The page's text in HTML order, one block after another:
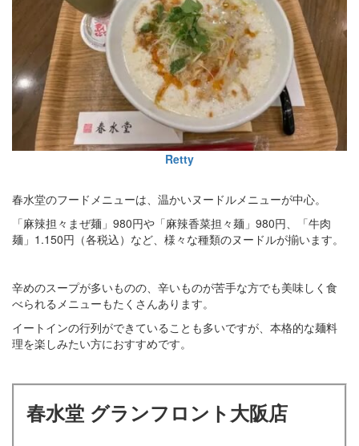
Retty
春水堂のフードメニューは、温かいヌードルメニューが中心。
「麻辣担々まぜ麺」980円や「麻辣香菜担々麺」980円、「牛肉
麺」1.150円（各税込）など、様々な種類のヌードルが揃います。
辛めのスープが多いものの、辛いものが苦手な方でも美味しく食
べられるメニューもたくさんあります。
イートインの行列ができていることも多いですが、本格的な麺料
理を楽しみたい方におすすめです。
春水堂 グランフロント大阪店